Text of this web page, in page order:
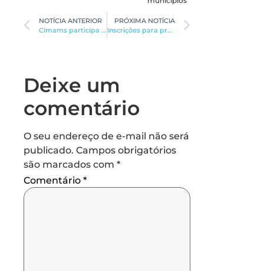
NOTÍCIA ANTERIOR
Cimams participa da jornada do interior de Minas da AMM
PRÓXIMA NOTÍCIA
Inscrições para programa da Unimontes começam amanhã
Deixe um
comentário
O seu endereço de e-mail não será
publicado. Campos obrigatórios
são marcados com *
Comentário *